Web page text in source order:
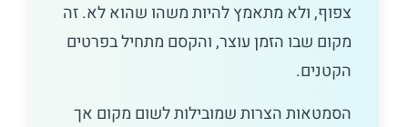
צפוף, ולא מתאמץ להיות משהו שהוא לא. זה
מקום שבו הזמן עוצר, והקסם מתחיל בפרטים
הקטנים.
הסמטאות הצרות שמובילות לשום מקום אך